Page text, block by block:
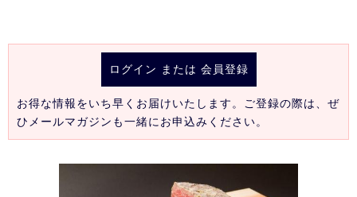
ログイン または 会員登録
お得な情報をいち早くお届けいたします。ご登録の際は、ぜ
ひメールマガジンも一緒にお申込みください。